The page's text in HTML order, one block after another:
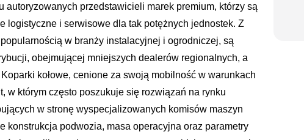
przedstawicieli marek premium, którzy są
logistyczne i serwisowe dla tak potężnych jednostek. Z
w branży instalacyjnej i ogrodniczej, są
obejmującej mniejszych dealerów regionalnych, a
kołowe, cenione za swoją mobilność w warunkach
w którym często poszukuje się rozwiązań na rynku
w stronę wyspecjalizowanych komisów maszyn
konstrukcja podwozia, masa operacyjna oraz parametry